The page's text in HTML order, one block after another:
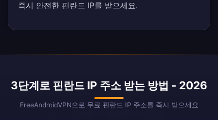
즉시 안전한 핀란드 IP를 받으세요.
3단계로 핀란드 IP 주소 받는 방법 - 2026
FreeAndroidVPN으로 무료 핀란드 IP 주소를 즉시 받으세요